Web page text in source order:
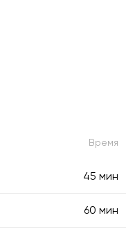
Время
45 мин
60 мин